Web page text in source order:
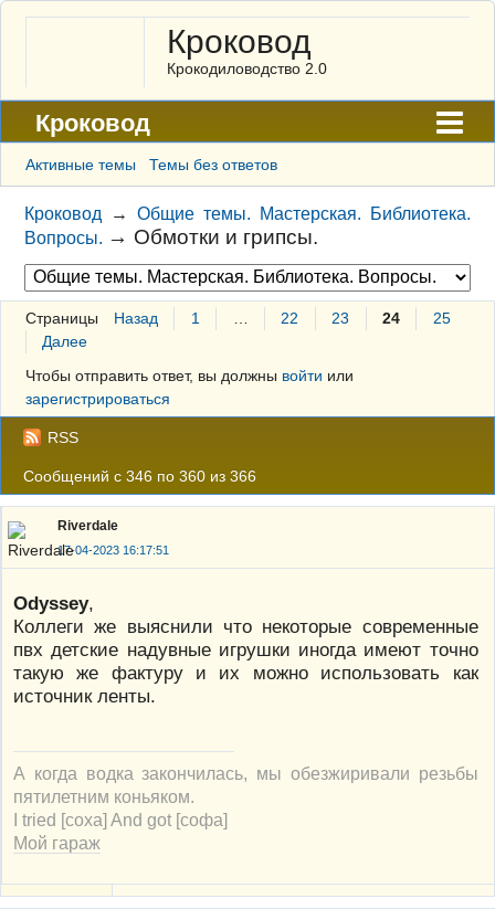
Кроковод
Крокодиловодство 2.0
Кроковод
Форум
Архив
ГАЛЕРЕЯ
Правила
Поиск
Регистрация
Вход
Активные темы Темы без ответов
Кроковод →Общие темы. Мастерская. Библиотека.
Вопросы. → Обмотки и грипсы.
Страницы Назад 1 22 23 24
25
Далее
Чтобы отправить ответ, вы должны войти или
зарегистрироваться
RSS
Сообщений с 346 по 360 из 366
Riverdale
17-04-2023 16:17:51
Odyssey,
Коллеги же выяснили что некоторые современные
пвх детские надувные игрушки иногда имеют точно
такую же фактуру и их можно использовать как
источник ленты.
А когда водка закончилась, мы обезжиривали резьбы
пятилетним коньяком.
I tried [соха] And got [софа]
Мой гараж